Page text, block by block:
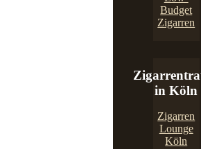
Budget
Zigarren
in Köln
Zigarren
Lounge
Köln